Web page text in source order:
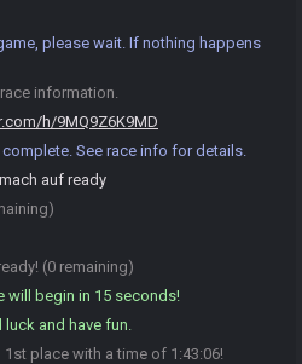
please wait. If nothing happens
information.
h/9MQ9Z6K9MD
See race info for details.
auf ready
(0 remaining)
will begin in 15 seconds!
luck and have fun.
1st place with a time of 1:43:06!